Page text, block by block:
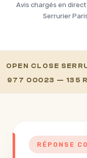
Avis chargés en
Serrurier
OPEN CLOSE
977 00023 — 135
RÉPONSE